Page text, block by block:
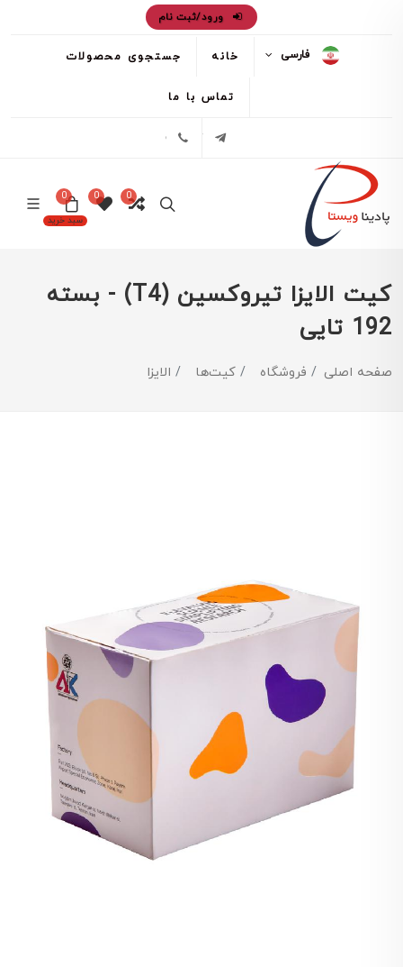
ورود/ثبت نام
فارسی خانه جستجوی محصولات
تماس با ما
تلگرام
0
0
سبد خرید
0
کیت الایزا تیروکسین (T4) - بسته
192 تایی
صفحه اصلی فروشگاه کیت‌ها الایزا